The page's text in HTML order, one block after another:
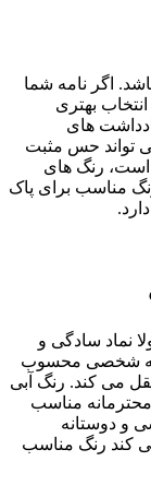
اگر نامه شما
بهتری
های
تواند حس مثبت
است، رنگ های
مناسب برای پاک
نماد سادگی و
شخصی محسوب
می کند. رنگ آبی
محترمانه مناسب
و دوستانه
کند رنگ مناسب